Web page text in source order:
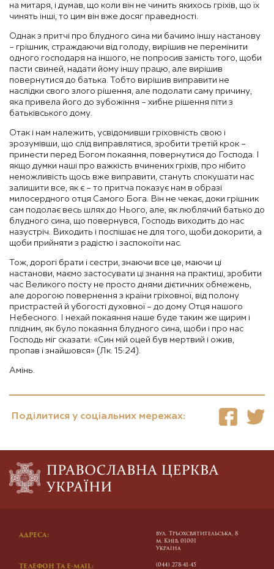
на митаря, і думав, що коли він не чинить якихось гріхів, що їх
чинять інші, то цим він вже досяг праведності.
Однак з притчі про блудного сина ми бачимо іншу настанову
– грішник, страждаючи від голоду, вирішив не перемінити
одного господаря на іншого, не попросив замість того, щоби
пасти свиней, надати йому іншу працю, але вирішив
повернутися до батька. Тобто вирішив виправити не
наслідки свого злого рішення, але подолати саму причину,
яка привела його до зубожіння – хибне рішення піти з
батьківського дому.
Отак і нам належить, усвідомивши гріховність свою і
зрозумівши, що слід виправлятися, зробити третій крок –
принести перед Богом покаяння, повернутися до Господа. І
якщо думки наші про важкість вчинених гріхів, про нібито
неможливість щось вже виправити, стануть спокушати нас
залишити все, як є – то притча показує нам в образі
милосердного отця Самого Бога. Він не чекає, доки грішник
сам подолає весь шлях до Нього, але, як люблячий батько до
блудного сина, що повернувся, Господь виходить до нас
назустріч. Виходить і поспішає не для того, щоби докорити, а
щоби прийняти з радістю і заспокоїти нас.
Тож, дорогі брати і сестри, знаючи все це, маючи ці
настанови, маємо застосувати ці знання на практиці, зробити
час Великого посту не просто днями дієтичних обмежень,
але дорогою повернення з країни гріховної, від полону
пристрастей й убогості духовної – до дому Отця нашого
Небесного. І нехай покаяння наше буде таким же щирим і
плідним, як було покаяння блудного сина, щоби і про нас
Господь міг сказати: «Син мій оцей був мертвий і ожив,
пропав і знайшовся» (Лк. 15:24).
Амінь.
Поділитися у соціальних мережах:
АДРЕСА:
вул. Трьохсвятительська, 8
м. Київ, 01001
Україна
ТЕЛЕФОН ТА E-MAIL: (044) 278-41-45